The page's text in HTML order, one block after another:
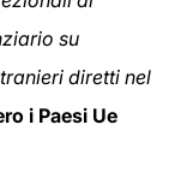
su
diretti nel
i Paesi Ue